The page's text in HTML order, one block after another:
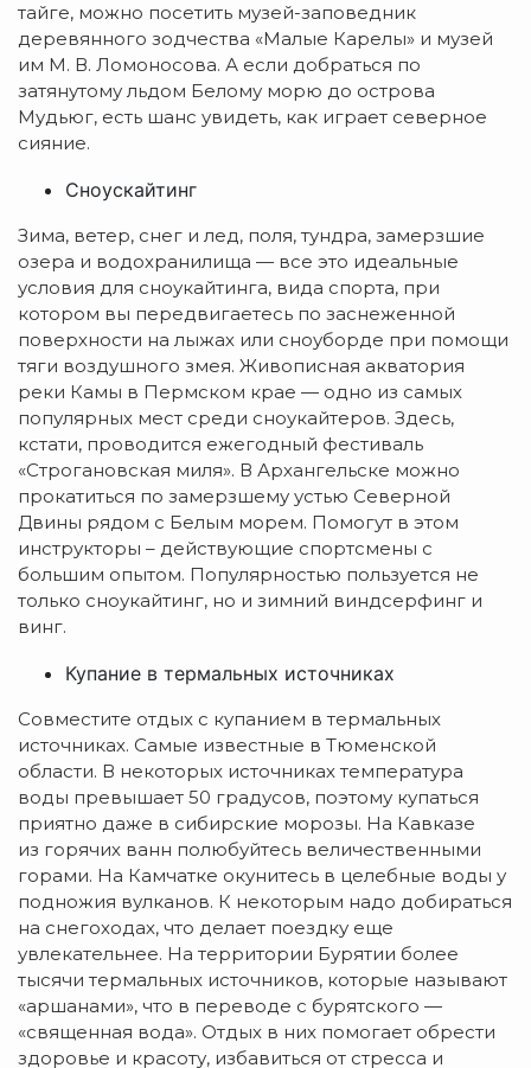
тайге, можно посетить музей-заповедник
деревянного зодчества «Малые Карелы» и музей
им М. В. Ломоносова. А если добраться по
затянутому льдом Белому морю до острова
Мудьюг, есть шанс увидеть, как играет северное
сияние.
Сноускайтинг
Зима, ветер, снег и лед, поля, тундра, замерзшие
озера и водохранилища — все это идеальные
условия для сноукайтинга, вида спорта, при
котором вы передвигаетесь по заснеженной
поверхности на лыжах или сноуборде при помощи
тяги воздушного змея. Живописная акватория
реки Камы в Пермском крае — одно из самых
популярных мест среди сноукайтеров. Здесь,
кстати, проводится ежегодный фестиваль
«Строгановская миля». В Архангельске можно
прокатиться по замерзшему устью Северной
Двины рядом с Белым морем. Помогут в этом
инструкторы – действующие спортсмены с
большим опытом. Популярностью пользуется не
только сноукайтинг, но и зимний виндсерфинг и
винг.
Купание в термальных источниках
Совместите отдых с купанием в термальных
источниках. Самые известные в Тюменской
области. В некоторых источниках температура
воды превышает 50 градусов, поэтому купаться
приятно даже в сибирские морозы. На Кавказе
из горячих ванн полюбуйтесь величественными
горами. На Камчатке окунитесь в целебные воды у
подножия вулканов. К некоторым надо добираться
на снегоходах, что делает поездку еще
увлекательнее. На территории Бурятии более
тысячи термальных источников, которые называют
«аршанами», что в переводе с бурятского —
«священная вода». Отдых в них помогает обрести
здоровье и красоту, избавиться от стресса и